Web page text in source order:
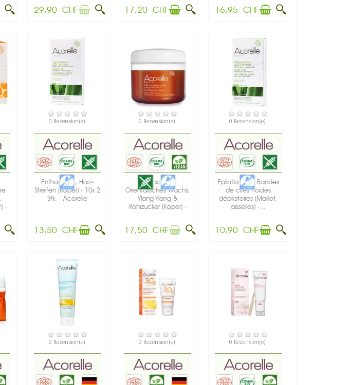
29,90 CHF 17,20 CHF 16,95 CHF
-
VERFÜGBAR
0 Rezension(e)
Enthaarung, Harz-
Streifen (Köper) - 10x 2
Stk. - Acorelle
13,50 CHF
NICHT AUF LAGER
0 Rezension(e)
Enthaarung,
Orientalisches Wachs,
Ylang-Ylang &
Rohrzucker (Köper) -
17,50 CHF
VERFÜGBAR
0 Rezension(e)
Epilation Bio: Bandes
de cires froides
dépilatoires (Maillot,
aisselles) -...
10,90 CHF
VERFÜGBAR
0 Rezension(e)
NICHT AUF LAGER
0 Rezension(e)
VERFÜGBAR
0 Rezension(e)